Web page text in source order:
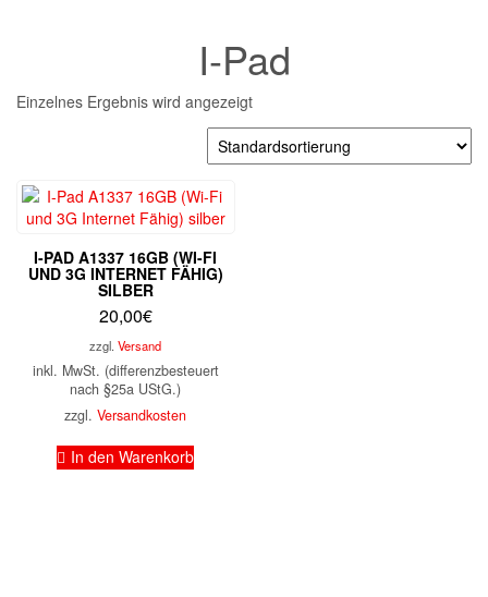
I-Pad
Einzelnes Ergebnis wird angezeigt
I-PAD A1337 16GB (WI-FI
UND 3G INTERNET FÄHIG)
SILBER
20,00€
zzgl.Versand
inkl. MwSt. (differenzbesteuert
nach §25a UStG.)
zzgl.Versandkosten
In den Warenkorb